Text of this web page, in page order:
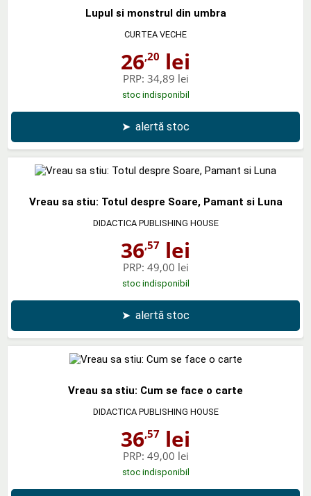
Lupul si monstrul din umbra
CURTEA VECHE
26,20 lei
PRP: 34,89 lei
stoc indisponibil
➤ alertă stoc
Vreau sa stiu: Totul despre Soare, Pamant si Luna
DIDACTICA PUBLISHING HOUSE
36,57 lei
PRP: 49,00 lei
stoc indisponibil
➤ alertă stoc
Vreau sa stiu: Cum se face o carte
DIDACTICA PUBLISHING HOUSE
36,57 lei
PRP: 49,00 lei
stoc indisponibil